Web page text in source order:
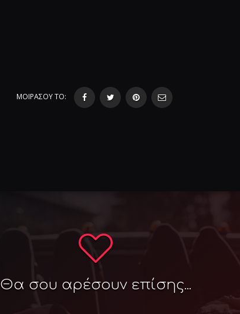
ΜΟΙΡΑΣΟΥ ΤΟ:
Θα σου αρέσουν επίσης...